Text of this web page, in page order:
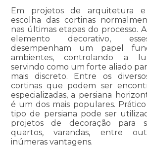
Em projetos de arquitetura e
escolha das cortinas
nas últimas etapas do processo.
elemento decorativo,
desempenham um papel
ambientes, controlando a
servindo como um forte aliado
mais discreto. Entre os
cortinas que podem ser
especializadas, a persiana
é um dos mais populares. Prático
tipo de persiana pode ser
projetos de decoração para
quartos, varandas, entre
inúmeras vantagens.